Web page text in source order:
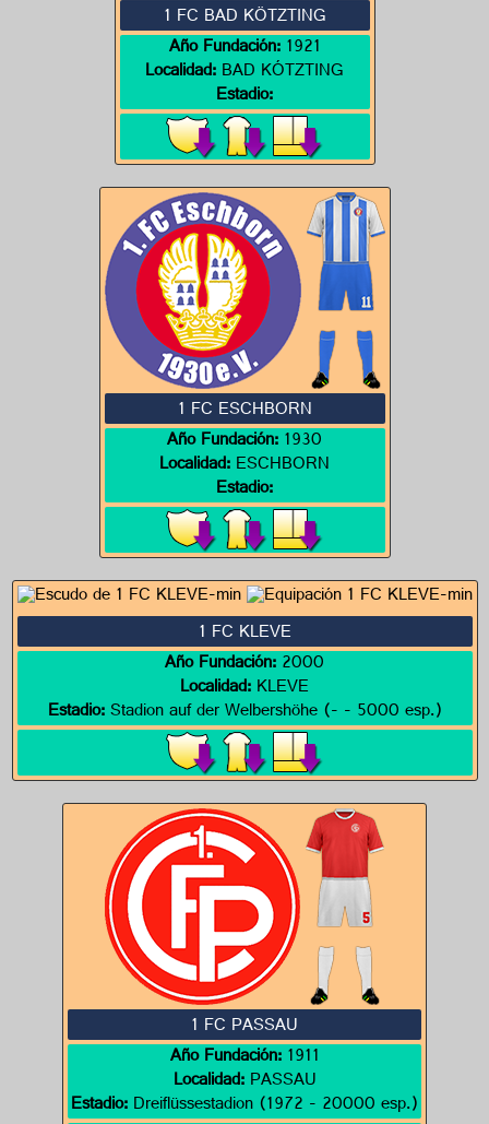
1 FC BAD KÖTZTING
Año Fundación:1921
Localidad:BAD KÓTZTING
Estadio:
1 FC ESCHBORN
Año Fundación:1930
Localidad:ESCHBORN
Estadio:
1 FC KLEVE
Año Fundación:2000
Localidad:KLEVE
Estadio:Stadion auf der Welbershöhe (- - 5000 esp.)
1 FC PASSAU
Año Fundación:1911
Localidad:PASSAU
Estadio:Dreiflüssestadion (1972 - 20000 esp.)